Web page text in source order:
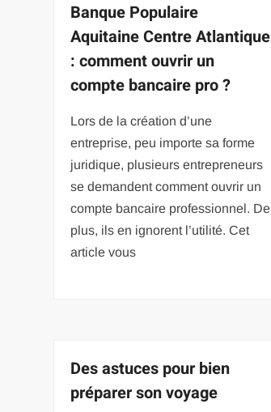
Banque Populaire
Aquitaine Centre Atlantique
: comment ouvrir un
compte bancaire pro ?
Lors de la création d’une
entreprise, peu importe sa forme
juridique, plusieurs entrepreneurs
se demandent comment ouvrir un
compte bancaire professionnel. De
plus, ils en ignorent l’utilité. Cet
article vous
Des astuces pour bien
préparer son voyage